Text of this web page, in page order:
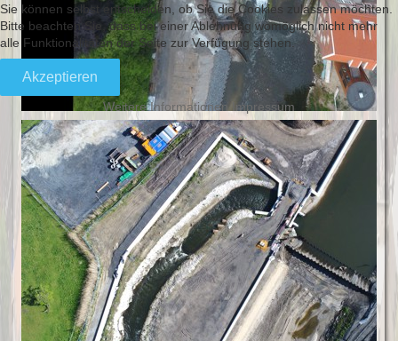
Sie können selbst entscheiden, ob Sie die Cookies zulassen möchten.
Bitte beachten Sie, dass bei einer Ablehnung womöglich nicht mehr
alle Funktionalitäten der Seite zur Verfügung stehen.
Akzeptieren
Weitere Informationen Impressum